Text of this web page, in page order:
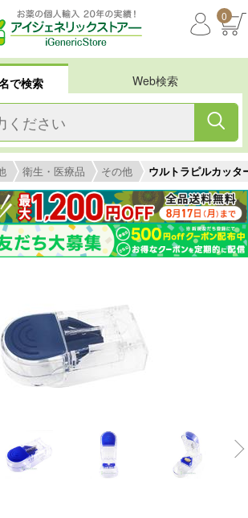
0
で検索 Web検索
衛生・医療品 その他 ウルトラピルカッタ